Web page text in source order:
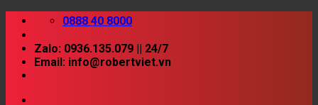
Skip
content
0888 40 8000
Zalo: 0936.135.079 || 24/7
Email: info@robertviet.vn